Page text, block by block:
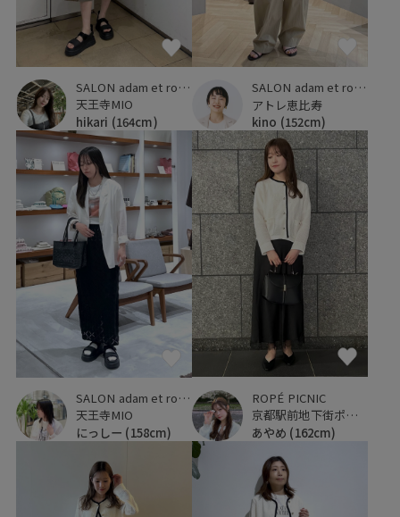
SALON adam et ropé
天王寺MIO
hikari (164cm)
SALON adam et ropé
アトレ恵比寿
kino (152cm)
SALON adam et ropé
天王寺MIO
にっしー (158cm)
ROPÉ PICNIC
京都駅前地下街ポルタ
あやめ (162cm)